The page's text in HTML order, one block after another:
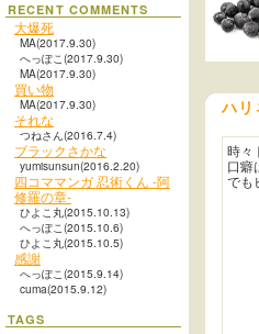
RECENT COMMENTS
大爆死
MA(2017.9.30)
へっぽこ(2017.9.30)
MA(2017.9.30)
買い物
MA(2017.9.30)
それな
つねさん(2016.7.4)
ブラックさかな
yumisunsun(2016.2.20)
四コママンガ 忍術くん -阿
修羅の章-
ひよこ丸(2015.10.13)
へっぽこ(2015.10.6)
ひよこ丸(2015.10.5)
感謝
へっぽこ(2015.9.14)
cuma(2015.9.12)
TAGS
ハ
時々
口癖
でも